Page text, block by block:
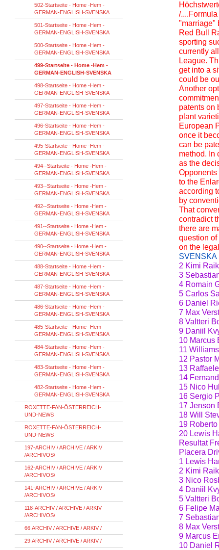
/
"marriage"
Red Bull
sporting
currently
League.
get into a
could be
Another
patents on
plant
European
once it
can be
method. In
as the
Opponents
to the
according
by
That
contradict
there are
question
on the
SVENSKA
2 Kimi
3
4 Romain
5 Carlos
6 Daniel
7 Max
8 Valtteri
9 Daniil
10 Marcus
11
12 Pastor
13
14
15 Nico
16 Sergio
17 Jenson
18 Will
19
20 Lewis
Resultat
Placera
1 Lewis
2 Kimi
3 Nico
4 Daniil
5 Valtteri
6 Felipe
7
8 Max
9 Marcus
10 Daniel
502-Startseite - Home -Hem -
GERMAN-ENGLISH-SVENSKA
501-Startseite - Home -Hem -
GERMAN-ENGLISH-SVENSKA
500-Startseite - Home -Hem -
GERMAN-ENGLISH-SVENSKA
499-Startseite - Home -Hem -
GERMAN-ENGLISH-SVENSKA
498-Startseite - Home -Hem -
GERMAN-ENGLISH-SVENSKA
497-Startseite - Home -Hem -
GERMAN-ENGLISH-SVENSKA
496-Startseite - Home -Hem -
GERMAN-ENGLISH-SVENSKA
495-Startseite - Home -Hem -
GERMAN-ENGLISH-SVENSKA
494--Startseite - Home -Hem -
GERMAN-ENGLISH-SVENSKA
493--Startseite - Home -Hem -
GERMAN-ENGLISH-SVENSKA
492--Startseite - Home -Hem -
GERMAN-ENGLISH-SVENSKA
491--Startseite - Home -Hem -
GERMAN-ENGLISH-SVENSKA
490--Startseite - Home -Hem -
GERMAN-ENGLISH-SVENSKA
488-Startseite - Home -Hem -
GERMAN-ENGLISH-SVENSKA
487-Startseite - Home -Hem -
GERMAN-ENGLISH-SVENSKA
486-Startseite - Home -Hem -
GERMAN-ENGLISH-SVENSKA
485-Startseite - Home -Hem -
GERMAN-ENGLISH-SVENSKA
484-Startseite - Home -Hem -
GERMAN-ENGLISH-SVENSKA
483-Startseite - Home -Hem -
GERMAN-ENGLISH-SVENSKA
482-Startseite - Home -Hem -
GERMAN-ENGLISH-SVENSKA
ROXETTE-FAN-ÖSTERREICH-
UND-NEWS
ROXETTE-FAN-ÖSTERREICH-
UND-NEWS
197-ARCHIV / ARCHIVE / ARKIV
/ARCHIVOS/
162-ARCHIV / ARCHIVE / ARKIV
/ARCHIVOS/
141-ARCHIV / ARCHIVE / ARKIV
/ARCHIVOS/
118-ARCHIV / ARCHIVE / ARKIV
/ARCHIVOS/
66.ARCHIV / ARCHIVE / ARKIV /
29.ARCHIV / ARCHIVE / ARKIV /